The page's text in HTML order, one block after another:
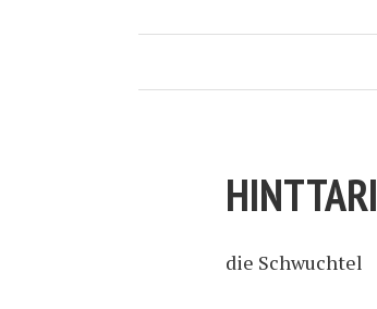
HINTTARI
die Schwuchtel